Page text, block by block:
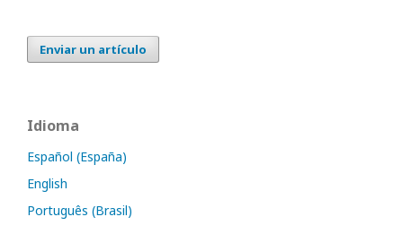
Enviar un artículo
Idioma
Español (España)
English
Português (Brasil)